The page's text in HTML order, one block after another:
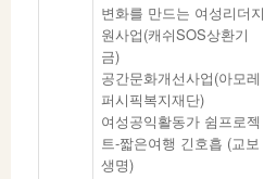
변화를 만드는 여성리더지
원사업(캐쉬SOS상환기
금)
공간문화개선사업(아모레
퍼시픽복지재단)
여성공익활동가 쉼프로젝
트-짧은여행 긴호흡 (교보
생명)